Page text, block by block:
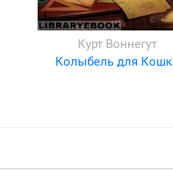
Курт Воннегут
Колыбель для